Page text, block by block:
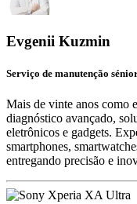
Evgenii Kuzmin
Serviço de manutenção
Mais de vinte anos como
diagnóstico avançado,
eletrônicos e gadgets.
smartphones,
entregando precisão e